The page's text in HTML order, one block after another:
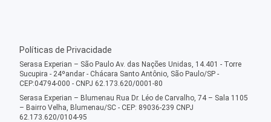
Políticas de Privacidade
Serasa Experian – São Paulo Av. das Nações Unidas, 14.401 - Torre
Sucupira - 24ºandar - Chácara Santo Antônio, São Paulo/SP -
CEP:04794-000 - CNPJ 62.173.620/0001-80
Serasa Experian – Blumenau Rua Dr. Léo de Carvalho, 74 – Sala 1105
– Bairro Velha, Blumenau/SC - CEP: 89036-239 CNPJ
62.173.620/0104-95